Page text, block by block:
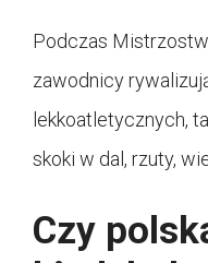
Podczas
zawodnicy
lekkoatletycznych,
skoki w dal, rzuty,
Czy